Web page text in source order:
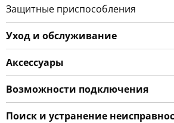
Защитные приспособления
Уход и обслуживание
Аксессуары
Возможности подключения
Поиск и устранение